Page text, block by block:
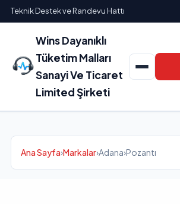
Teknik Destek ve Randevu Hattı
Wins Dayanıklı
Tüketim Malları
Sanayi Ve Ticaret
Limited Şirketi
Ana Sayfa›Markalar›Adana›Pozantı